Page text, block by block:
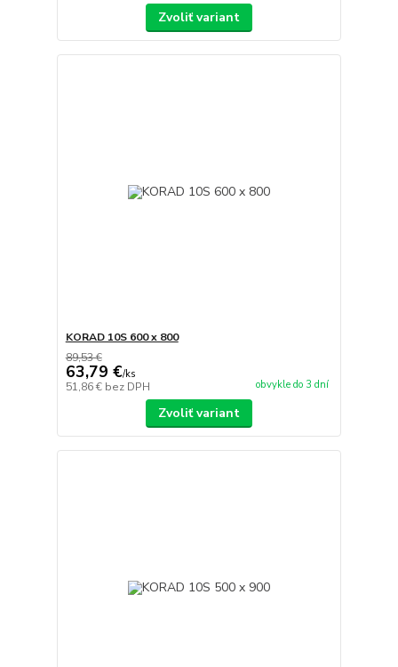
Zvoliť variant
KORAD 10S 600 x 800
89,53 €
63,79 €/ks
51,86 € bez DPH obvykle do 3 dní
Zvoliť variant